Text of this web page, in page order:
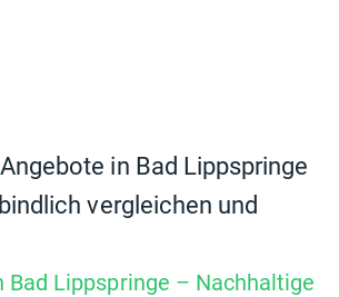
in Bad Lippspringe
vergleichen und
Bad Lippspringe – Nachhaltige